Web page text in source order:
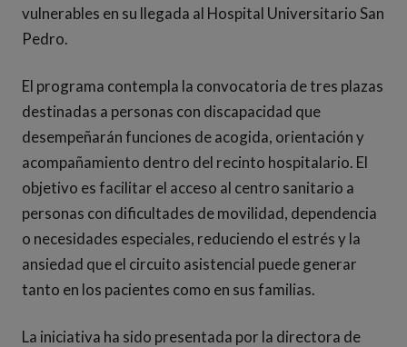
vulnerables en su llegada al Hospital Universitario San
Pedro.
El programa contempla la convocatoria de tres plazas
destinadas a personas con discapacidad que
desempeñarán funciones de acogida, orientación y
acompañamiento dentro del recinto hospitalario. El
objetivo es facilitar el acceso al centro sanitario a
personas con dificultades de movilidad, dependencia
o necesidades especiales, reduciendo el estrés y la
ansiedad que el circuito asistencial puede generar
tanto en los pacientes como en sus familias.
La iniciativa ha sido presentada por la directora de